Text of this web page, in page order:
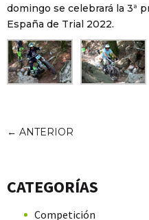
domingo se celebrará la 3ª
España de Trial 2022.
← ANTERIOR
CATEGORÍAS
Competición